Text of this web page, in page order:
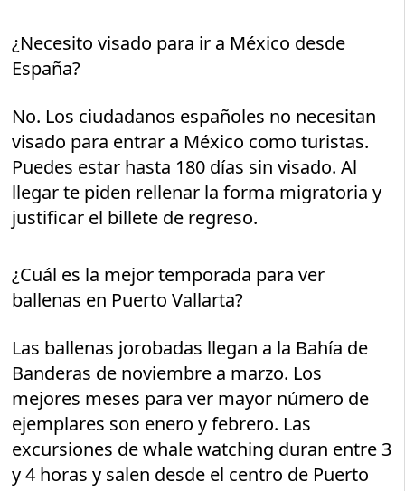
¿Necesito visado para ir a México desde
España?
No. Los ciudadanos españoles no necesitan
visado para entrar a México como turistas.
Puedes estar hasta 180 días sin visado. Al
llegar te piden rellenar la forma migratoria y
justificar el billete de regreso.
¿Cuál es la mejor temporada para ver
ballenas en Puerto Vallarta?
Las ballenas jorobadas llegan a la Bahía de
Banderas de noviembre a marzo. Los
mejores meses para ver mayor número de
ejemplares son enero y febrero. Las
excursiones de whale watching duran entre 3
y 4 horas y salen desde el centro de Puerto